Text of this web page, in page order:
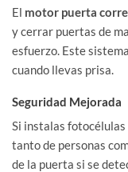
El motor puerta
y cerrar puertas de
esfuerzo. Este
cuando llevas prisa.
Seguridad Mejorada
Si instalas
tanto de personas
de la puerta si se